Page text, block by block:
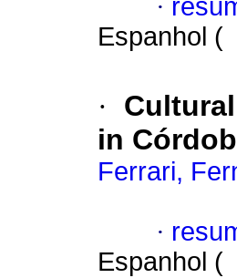
·
Espanhol (
·
in
Ferrari,
·
Espanhol (